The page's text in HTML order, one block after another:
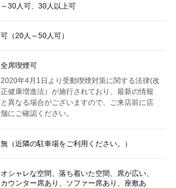
～30人可、30人以上可
可（20人～50人可）
全席喫煙可
2020年4月1日より受動喫煙対策に関する法律(改
正健康増進法）が施行されており、最新の情報
と異なる場合がございますので、ご来店前に店
舗にご確認ください。
無（近隣の駐車場をご利用ください。）
オシャレな空間、落ち着いた空間、席が広い、
カウンター席あり、ソファー席あり、座敷あ